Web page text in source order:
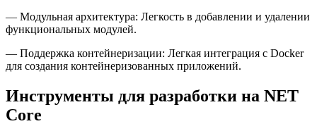
— Модульная архитектура: Легкость в добавлении и удалении
функциональных модулей.
— Поддержка контейнеризации: Легкая интеграция с Docker
для создания контейнеризованных приложений.
Инструменты для разработки на NET
Core